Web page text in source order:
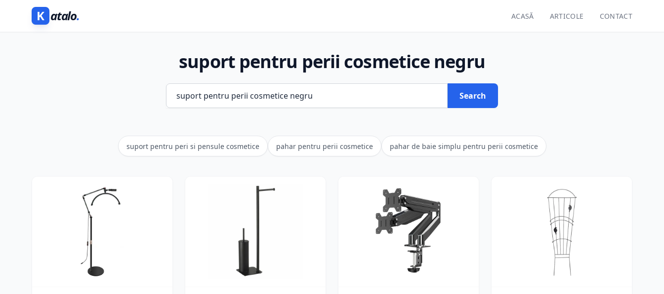
K atalo. ACASĂ ARTICOLE CONTACT
suport pentru perii cosmetice negru
Search
suport pentru peri si pensule cosmetice pahar pentru perii cosmetice pahar de baie simplu pentru perii cosmetice